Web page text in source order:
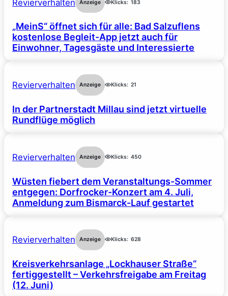
Revierverhalten Anzeige Klicks: 183
„MeinS“ öffnet sich für alle: Bad Salzuflens
kostenlose Begleit-App jetzt auch für
Einwohner, Tagesgäste und Interessierte
Revierverhalten Anzeige Klicks: 21
In der Partnerstadt Millau sind jetzt virtuelle
Rundflüge möglich
Revierverhalten Anzeige Klicks: 450
Wüsten fiebert dem Veranstaltungs-Sommer
entgegen: Dorfrocker-Konzert am 4. Juli,
Anmeldung zum Bismarck-Lauf gestartet
Revierverhalten Anzeige Klicks: 628
Kreisverkehrsanlage „Lockhauser Straße“
fertiggestellt – Verkehrsfreigabe am Freitag
(12. Juni)